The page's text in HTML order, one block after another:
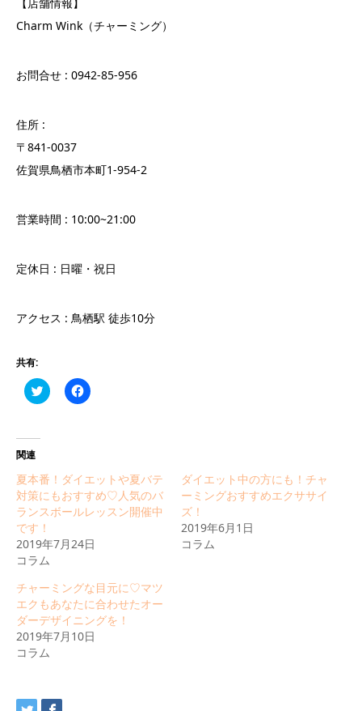
Charm Wink（チャーミング）
お問合せ : 0942-85-956
住所 :
〒841-0037
佐賀県鳥栖市本町1-954-2
営業時間 : 10:00~21:00
定休日 : 日曜・祝日
アクセス : 鳥栖駅 徒歩10分
共有:
Click
to
ウ
ィ
ン
ド
ウ
で
開
き
ま
す)
Facebook
で
リ
ッ
ク
し
く
だ
し
い
ウ
ィ
ン
ド
関連
夏本番！ダイエットや夏バテ
対策にもおすすめ♡人気のバ
ランスボールレッスン開催中
です！
2019年7月24日
コラム
ダイエット中の方にも！チャ
ーミングおすすめエクササイ
ズ！
2019年6月1日
コラム
チャーミングな目元に♡マツ
エクもあなたに合わせたオー
ダーデザイニングを！
2019年7月10日
コラム